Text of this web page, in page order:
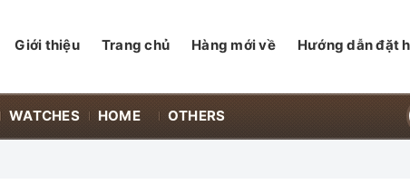
Giới thiệu Trang chủ Hàng mới về Hướng dẫn đặt
WATCHES HOME OTHERS